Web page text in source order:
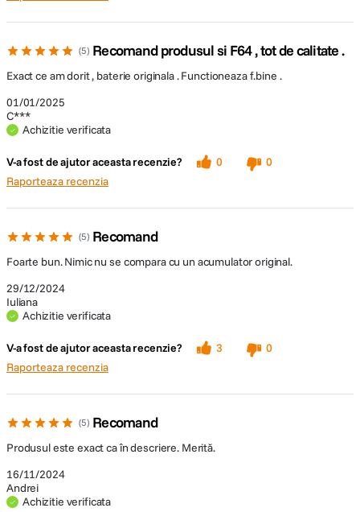
5 Recomand produsul si F64 , tot de calitate .
01/01/2025
C***
Achizitie verificata
Exact ce am dorit , baterie originala . Functioneaza f.bine .
V-a fost de ajutor aceasta recenzie? 0
0
Raporteaza recenzia
5 Recomand
29/12/2024
Iuliana
Achizitie verificata
Foarte bun. Nimic nu se compara cu un acumulator original.
V-a fost de ajutor aceasta recenzie? 3
0
Raporteaza recenzia
5 Recomand
16/11/2024
Andrei
Achizitie verificata
Produsul este exact ca în descriere. Merită.